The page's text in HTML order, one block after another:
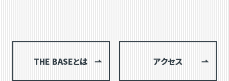
THE BASEとは アクセス